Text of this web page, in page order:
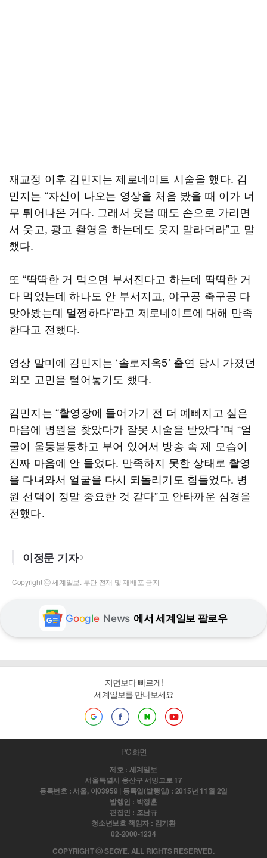
재교정 이후 김민지는 제로네이트 시술을 했다. 김
민지는 “자신이 나오는 영상을 처음 봤을 때 이가 너
무 튀어나온 거다. 그래서 웃을 때도 손으로 가리면
서 웃고, 광고 촬영을 하는데도 웃지 말라더라”고 말
했다.
또 “딱딱한 거 먹으면 부서진다고 하는데 딱딱한 거
다 먹었는데 하나도 안 부서지고, 야구공 축구공 다
맞아봤는데 멀쩡하다”라고 제로네이트에 대해 만족
한다고 전했다.
영상 말미에 김민지는 ‘솔로지옥5’ 출연 당시 가졌던
외모 고민을 털어놓기도 했다.
김민지는 “촬영장에 들어가기 전 더 예뻐지고 싶은
마음에 병원을 찾았다가 잘못 시술을 받았다”며 “얼
굴이 울퉁불퉁하고 부어 있어서 방송 속 제 모습이
진짜 마음에 안 들었다. 만족하지 못한 상태로 촬영
을 다녀와서 얼굴을 다시 되돌리기도 힘들었다. 병
원 선택이 정말 중요한 것 같다”고 안타까운 심경을
전했다.
이정문 기자
Copyright ⓒ 세계일보. 무단 전재 및 재배포 금지
Google News 에서 세계일보 팔로우
지면보다 빠르게!
세계일보를 만나보세요
PC 화면
제호 : 세계일보
서울특별시 용산구 서빙고로 17
등록번호 : 서울, 아03959 | 등록일(발행일) : 2015년 11월 2일
발행인 : 박정훈
편집인 : 조남규
청소년보호 책임자 : 김기환
02-2000-1234
COPYRIGHT ⓒ SEGYE. ALL RIGHTS RESERVED.